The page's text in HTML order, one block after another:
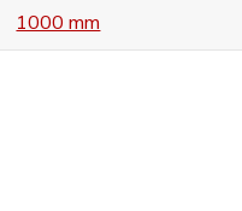
1000 mm